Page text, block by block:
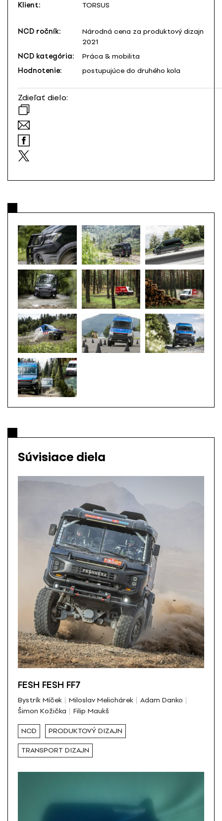
Klient:
TORSUS
NCD ročník:
Národná cena za produktový dizajn
2021
NCD kategória:
Práca & mobilita
Hodnotenie:
postupujúce do druhého kola
Zdieľať dielo:
Súvisiace diela
FESH FESH FF7
Bystrík Míček Miloslav Melichárek
Adam Danko
Šimon Kožička
Filip Maukš
NCD PRODUKTOVÝ DIZAJN
TRANSPORT DIZAJN